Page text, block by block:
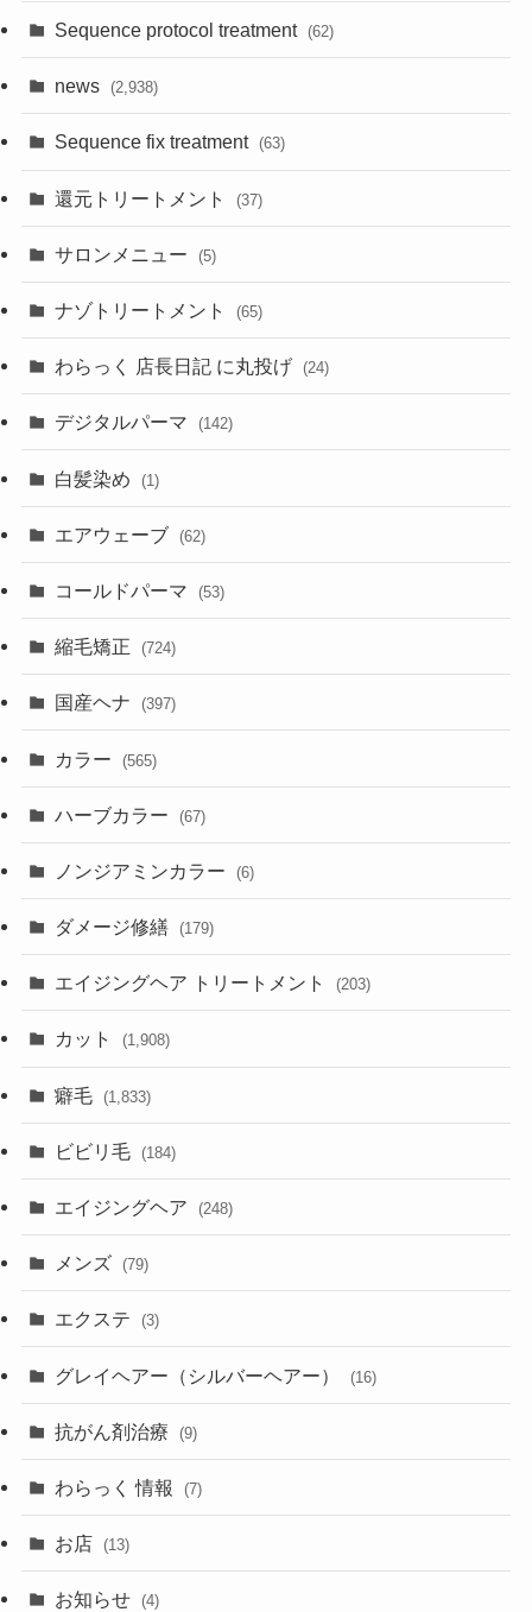
Sequence protocol treatment (62)
news (2,938)
Sequence fix treatment (63)
還元トリートメント (37)
サロンメニュー (5)
ナゾトリートメント (65)
わらっく 店長日記 に丸投げ (24)
デジタルパーマ (142)
白髪染め (1)
エアウェーブ (62)
コールドパーマ (53)
縮毛矯正 (724)
国産ヘナ (397)
カラー (565)
ハーブカラー (67)
ノンジアミンカラー (6)
ダメージ修繕 (179)
エイジングヘア トリートメント (203)
カット (1,908)
癖毛 (1,833)
ビビリ毛 (184)
エイジングヘア (248)
メンズ (79)
エクステ (3)
グレイヘアー（シルバーヘアー） (16)
抗がん剤治療 (9)
わらっく 情報 (7)
お店 (13)
お知らせ (4)